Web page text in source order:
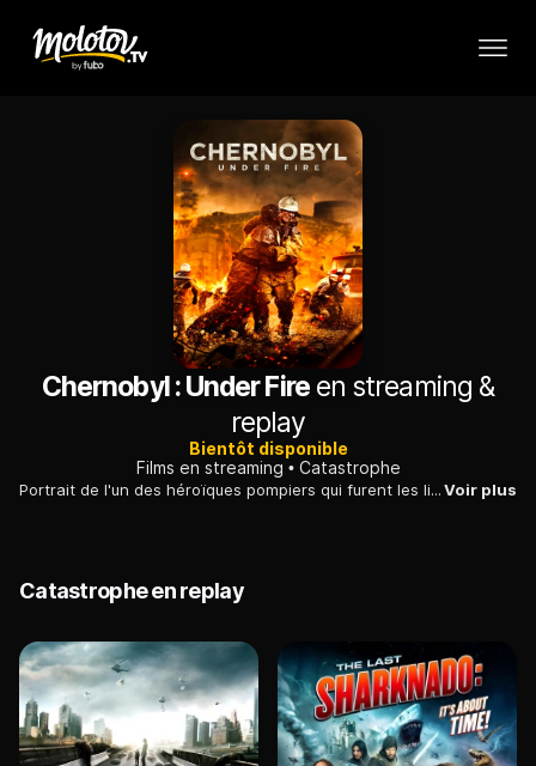
Chernobyl : Under Fireen streaming &
replay
Bientôt disponible
Films en streaming
Catastrophe
Portrait de l'un des héroïques pompiers qui furent les liquidateurs de Tchernobyl lors de la catastrophe de 1986.Voir plus
Catastrophe en replay